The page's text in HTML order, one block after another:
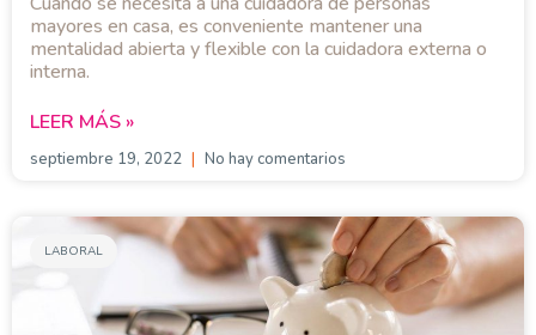
mayores en casa, es conveniente mantener una
mentalidad abierta y flexible con la cuidadora externa o
interna.
LEER MÁS »
septiembre 19, 2022 No hay comentarios
LABORAL